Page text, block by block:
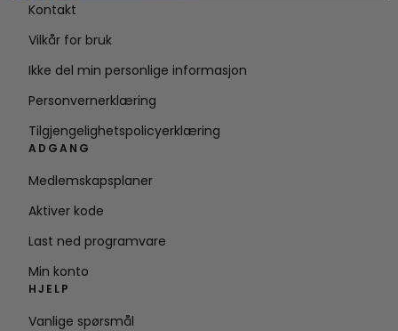
Kontakt
Vilkår for bruk
Ikke del min personlige informasjon
Personvernerklæring
Tilgjengelighetspolicyerklæring
ADGANG
Medlemskapsplaner
Aktiver kode
Last ned programvare
Min konto
HJELP
Vanlige spørsmål